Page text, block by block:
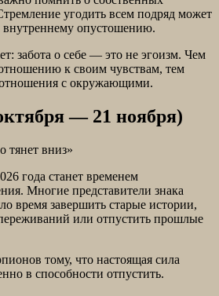
угодить всем подряд может
внутреннему опустошению.
забота о себе — это не эгоизм. Чем
к своим чувствам, тем
с окружающими.
— 21 ноября)
тянет вниз»
года станет временем
Многие представители знака
время завершить старые истории,
или отпустить прошлые
тому, что настоящая сила
в способности отпустить.